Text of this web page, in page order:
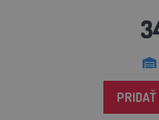
PRIDAŤ